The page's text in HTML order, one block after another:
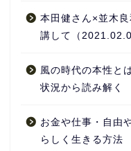
本田健さん×並木
講して（
風の時代の本性と
状況から読み解く
お金や仕事・自由
らしく生きる方法